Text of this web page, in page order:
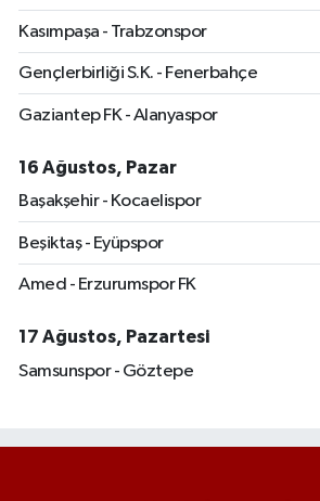
Kasımpaşa - Trabzonspor
Gençlerbirliği S.K. - Fenerbahçe
Gaziantep FK - Alanyaspor
16 Ağustos, Pazar
Başakşehir - Kocaelispor
Beşiktaş - Eyüpspor
Amed - Erzurumspor FK
17 Ağustos, Pazartesi
Samsunspor - Göztepe